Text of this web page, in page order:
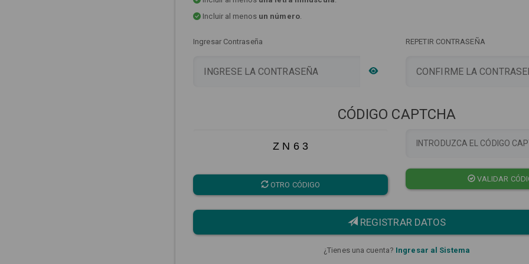
Incluir al menos un número.
Ingresar Contraseña REPETIR CONTRASEÑA
CÓDIGO CAPTCHA
Z N 6 3
OTRO CÓDIGO
VALIDAR
REGISTRAR DATOS
¿Tienes una cuenta? Ingresar al Sistema